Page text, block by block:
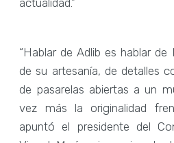
“Hablar de Adlib es hablar
de su artesanía, de detalles
de pasarelas abiertas a un
vez más la originalidad
apuntó el presidente del